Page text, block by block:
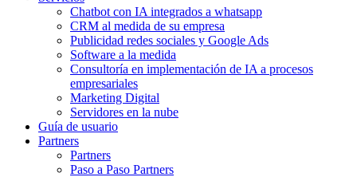
Chatbot con IA integrados a whatsapp
CRM al medida de su empresa
Publicidad redes sociales y Google Ads
Software a la medida
Consultoría en implementación de IA a procesos
empresariales
Marketing Digital
Servidores en la nube
Guía de usuario
Partners
Partners
Paso a Paso Partners